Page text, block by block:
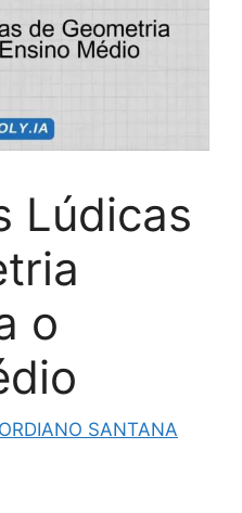
Lúdicas
o
SANTANA